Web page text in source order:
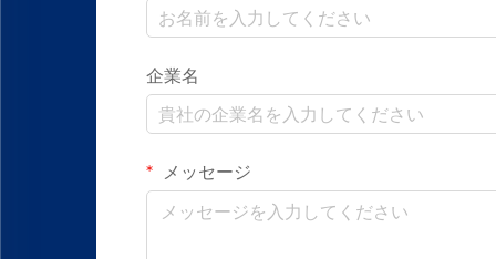
企業名
メッセージ